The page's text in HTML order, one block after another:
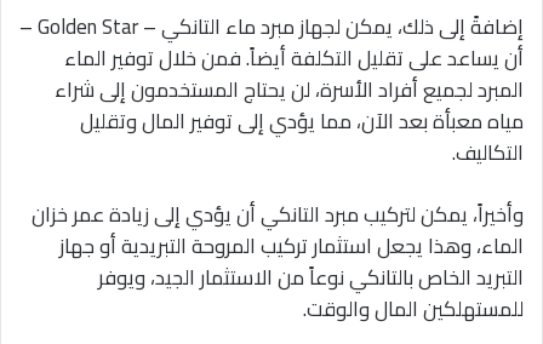
إضافةً إلى ذلك، يمكن لجهاز مبرد ماء التانكي – Golden Star –
أن يساعد على تقليل التكلفة أيضاً. فمن خلال توفير الماء
المبرد لجميع أفراد الأسرة، لن يحتاج المستخدمون إلى شراء
مياه معبأة بعد الآن، مما يؤدي إلى توفير المال وتقليل
التكاليف.
وأخيراً، يمكن لتركيب مبرد التانكي أن يؤدي إلى زيادة عمر خزان
الماء، وهذا يجعل استثمار تركيب المروحة التبريدية أو جهاز
التبريد الخاص بالتانكي نوعاً من الاستثمار الجيد، ويوفر
للمستهلكين المال والوقت.